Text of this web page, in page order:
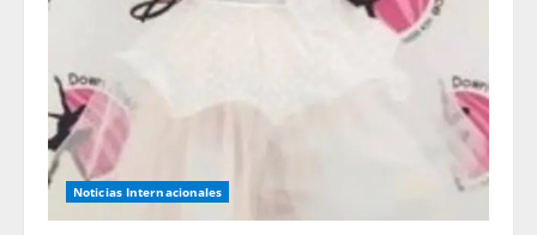
Noticias Internacionales